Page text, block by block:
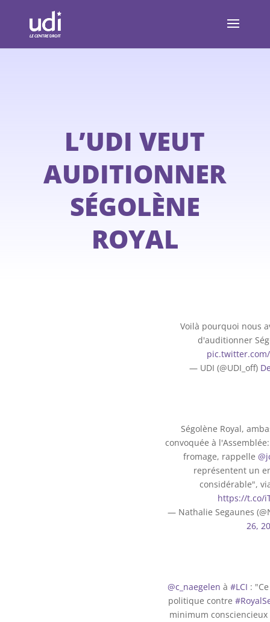
L’UDI VEUT
AUDITIONNER
SÉGOLÈNE
ROYAL
Voilà pourquoi nous
d'auditionner
pic.twitter.com/
— UDI (@UDI_off)
Ségolène Royal,
convoquée à
fromage, rappelle
représentent un
considérable",
https://t.co/
— Nathalie Segaunes
26,
@c_naegelen à #LCI :
politique contre
minimum